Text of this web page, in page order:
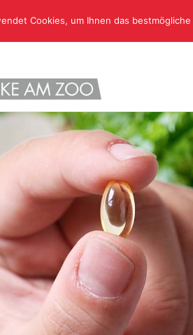
Cookies, um Ihnen das